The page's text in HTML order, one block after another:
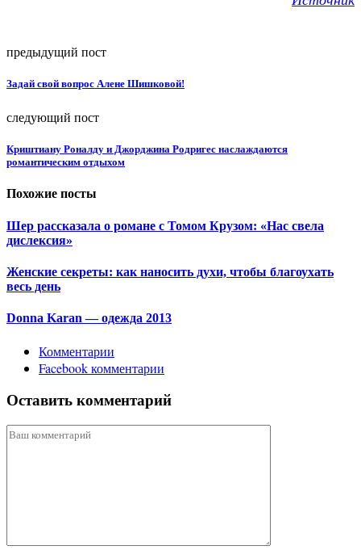
предыдущий пост
Задай свой вопрос Алене Шишковой!
следующий пост
Криштиану Роналду и Джорджина Родригес наслаждаются
романтическим отдыхом
Похожие посты
Шер рассказала о романе с Томом Крузом: «Нас свела
дислексия»
Женские секреты: как наносить духи, чтобы благоухать
весь день
Donna Karan — одежда 2013
Комментарии
Facebook комментарии
Оставить комментарий